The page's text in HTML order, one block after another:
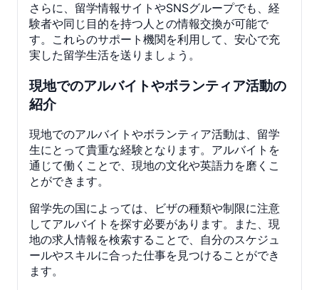
さらに、留学情報サイトやSNSグループでも、経
験者や同じ目的を持つ人との情報交換が可能で
す。これらのサポート機関を利用して、安心で充
実した留学生活を送りましょう。
現地でのアルバイトやボランティア活動の
紹介
現地でのアルバイトやボランティア活動は、留学
生にとって貴重な経験となります。アルバイトを
通じて働くことで、現地の文化や英語力を磨くこ
とができます。
留学先の国によっては、ビザの種類や制限に注意
してアルバイトを探す必要があります。また、現
地の求人情報を検索することで、自分のスケジュ
ールやスキルに合った仕事を見つけることができ
ます。